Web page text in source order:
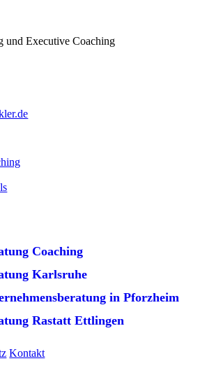
und Executive Coaching
Coaching
Karlsruhe
in Pforzheim
Rastatt Ettlingen
Kontakt